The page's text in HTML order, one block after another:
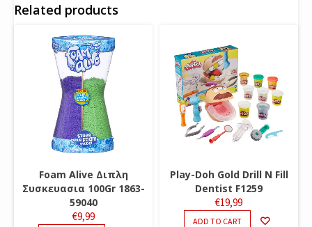
Related products
Foam Alive Διπλη
Συσκευασια 100Gr 1863-
59040
€9,99
Play-Doh Gold Drill N Fill
Dentist F1259
€19,99
ADD TO CART